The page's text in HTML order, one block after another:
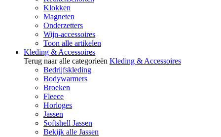
Klokken
Magneten
Onderzetters
Wijn-accessoires
Toon alle artikelen
Kleding & Accessoires
Terug naar alle categorieën Kleding & Accessoires
Bedrijfskleding
Bodywarmers
Broeken
Fleece
Horloges
Jassen
Softshell Jassen
Bekijk alle Jassen